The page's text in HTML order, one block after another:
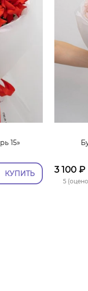
15»
КУПИТЬ 3 100₽
5